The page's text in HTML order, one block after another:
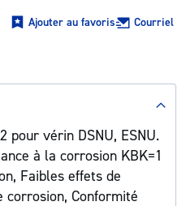
Ajouter au favoris Courriel
pour vérin DSNU, ESNU.
à la corrosion KBK=1
Faibles effets de
corrosion, Conformité